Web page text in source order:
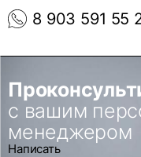
8 903 591 55
с вашим
менеджером
Написать